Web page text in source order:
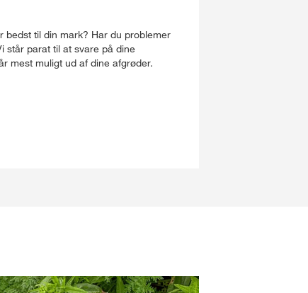
bedst til din mark? Har du problemer
står parat til at svare på dine
mest muligt ud af dine afgrøder.